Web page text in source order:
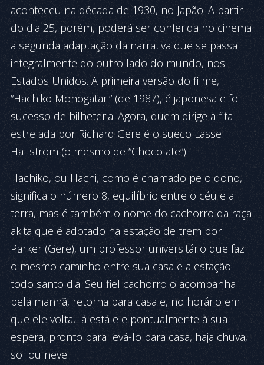
aconteceu na década de 1930, no Japão. A partir
do dia 25, porém, poderá ser conferida no cinema
a segunda adaptação da narrativa que se passa
integralmente do outro lado do mundo, nos
Estados Unidos. A primeira versão do filme,
“Hachiko Monogatari” (de 1987), é japonesa e foi
sucesso de bilheteria. Agora, quem dirige a fita
estrelada por Richard Gere é o sueco Lasse
Hallström (o mesmo de “Chocolate”).
Hachiko, ou Hachi, como é chamado pelo dono,
significa o número 8, equilíbrio entre o céu e a
terra, mas é também o nome do cachorro da raça
akita que é adotado na estação de trem por
Parker (Gere), um professor universitário que faz
o mesmo caminho entre sua casa e a estação
todo santo dia. Seu fiel cachorro o acompanha
pela manhã, retorna para casa e, no horário em
que ele volta, lá está ele pontualmente à sua
espera, pronto para levá-lo para casa, haja chuva,
sol ou neve.